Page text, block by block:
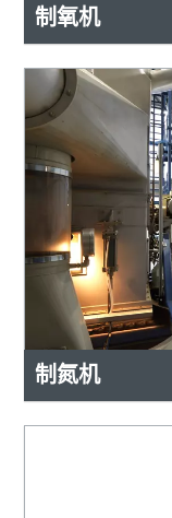
制氧机
制氮机